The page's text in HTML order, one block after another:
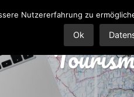
Nutzererfahrung zu
Ok